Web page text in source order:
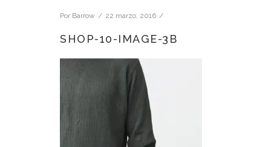
Por Barrow 22 marzo, 2016
SHOP-10-IMAGE-3B